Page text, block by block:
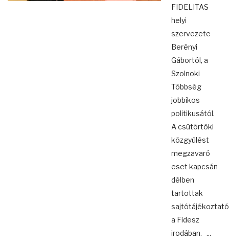
FIDELITAS
helyi
szervezete
Berényi
Gábortól, a
Szolnoki
Többség
jobbikos
politikusától.
A csütörtöki
közgyűlést
megzavaró
eset kapcsán
délben
tartottak
a Fidesz
irodában. ...